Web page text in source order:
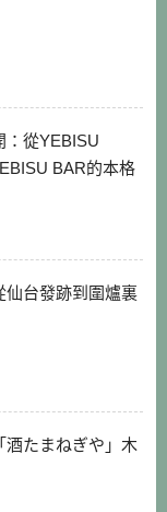
：從YEBISU
BAR的本格
仙台發跡到圍爐裏
酒たまねぎや」木